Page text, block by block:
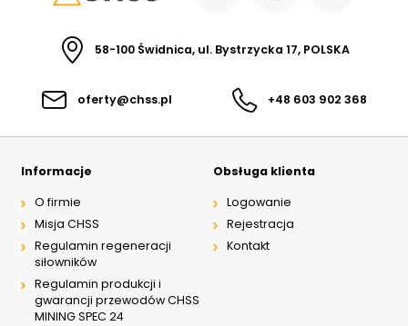
58-100 Świdnica, ul. Bystrzycka 17, POLSKA
oferty@chss.pl +48 603 902 368
Informacje
O firmie
Misja CHSS
Regulamin regeneracji
siłowników
Regulamin produkcji i
gwarancji przewodów CHSS
MINING SPEC 24
Obsługa klienta
Logowanie
Rejestracja
Kontakt